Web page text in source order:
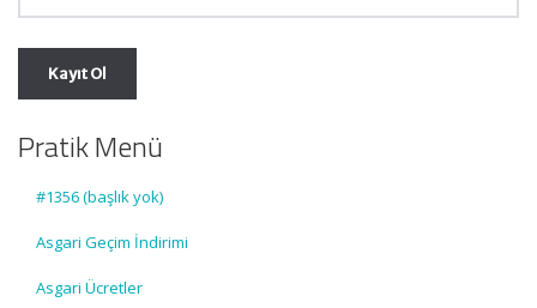
Pratik Menü
#1356 (başlık yok)
Asgari Geçim İndirimi
Asgari Ücretler